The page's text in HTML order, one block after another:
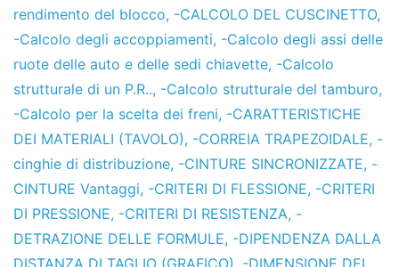
rendimento del blocco, -CALCOLO DEL CUSCINETTO,
-Calcolo degli accoppiamenti, -Calcolo degli assi delle
ruote delle auto e delle sedi chiavette, -Calcolo
strutturale di un P.R.., -Calcolo strutturale del tamburo,
-Calcolo per la scelta dei freni, -CARATTERISTICHE
DEI MATERIALI (TAVOLO), -CORREIA TRAPEZOIDALE, -
cinghie di distribuzione, -CINTURE SINCRONIZZATE, -
CINTURE Vantaggi, -CRITERI DI FLESSIONE, -CRITERI
DI PRESSIONE, -CRITERI DI RESISTENZA, -
DETRAZIONE DELLE FORMULE, -DIPENDENZA DALLA
DISTANZA DI TAGLIO (GRAFICO), -DIMENSIONE DEL